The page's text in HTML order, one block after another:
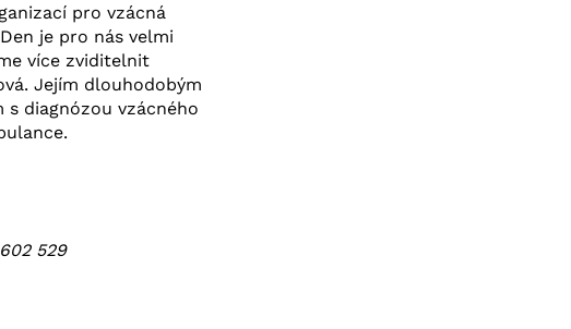
pro vzácná
je pro nás velmi
více zviditelnit
Jejím dlouhodobým
diagnózou vzácného
529